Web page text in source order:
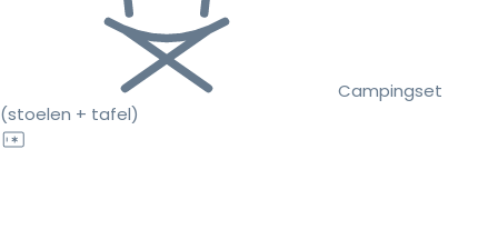
Campingset
(stoelen + tafel)